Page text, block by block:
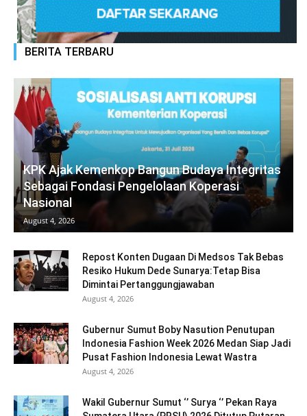
BERITA TERBARU
KPK Ajak Kemenkop Bangun Budaya Integritas
Sebagai Fondasi Pengelolaan Koperasi
Nasional
August 4, 2026
Repost Konten Dugaan Di Medsos Tak Bebas
Resiko Hukum Dede Sunarya:Tetap Bisa
Dimintai Pertanggungjawaban
August 4, 2026
Gubernur Sumut Boby Nasution Penutupan
Indonesia Fashion Week 2026 Medan Siap Jadi
Pusat Fashion Indonesia Lewat Wastra
August 4, 2026
Wakil Gubernur Sumut ‘’ Surya ‘’ Pekan Raya